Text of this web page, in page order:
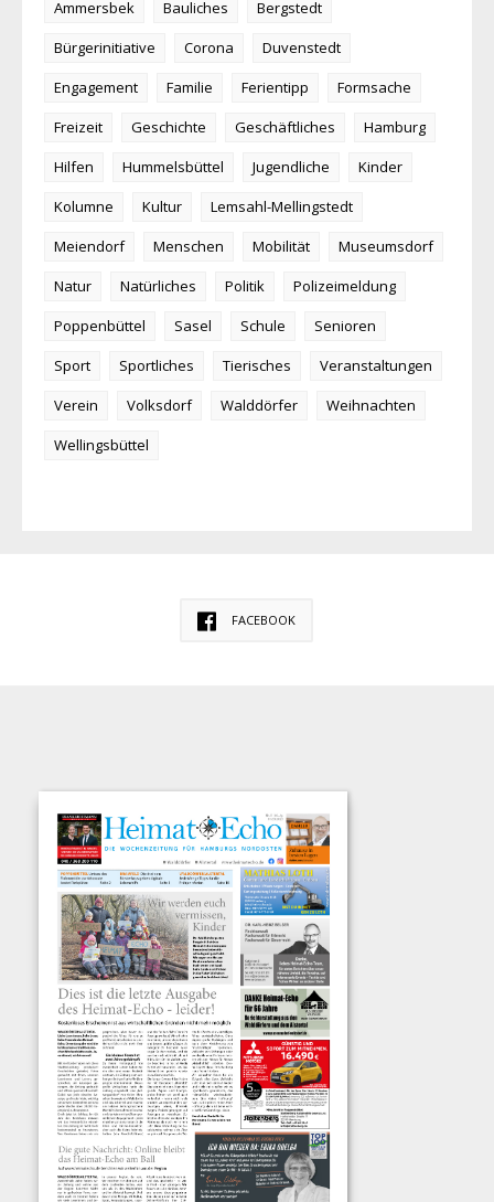
Ammersbek
Bauliches
Bergstedt
Bürgerinitiative
Corona
Duvenstedt
Engagement
Familie Ferientipp
Formsache
Freizeit
Geschichte Geschäftliches
Hamburg
Hilfen
Hummelsbüttel Jugendliche
Kinder
Kolumne
Kultur
Lemsahl-Mellingstedt
Meiendorf
Menschen Mobilität
Museumsdorf
Natur
Natürliches Politik
Polizeimeldung
Poppenbüttel
Sasel Schule
Senioren
Sport
Sportliches Tierisches
Veranstaltungen
Verein
Volksdorf Walddörfer
Weihnachten
Wellingsbüttel
FACEBOOK